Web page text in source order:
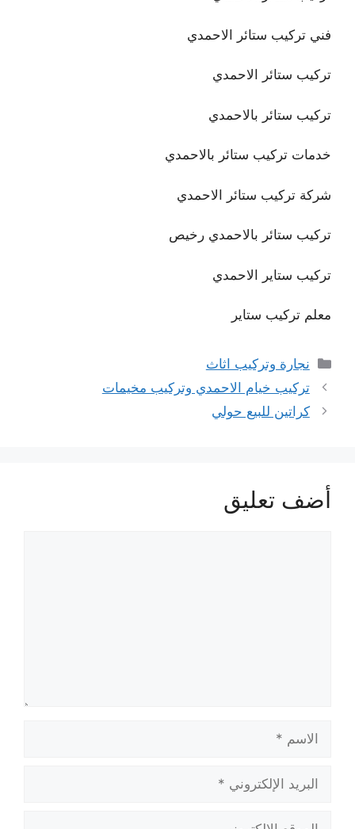
فني تركيب ستائر الاحمدي
تركيب ستائر الاحمدي
تركيب ستائر بالاحمدي
خدمات تركيب ستائر بالاحمدي
شركة تركيب ستائر الاحمدي
تركيب ستائر بالاحمدي رخيص
تركيب ستاير الاحمدي
معلم تركيب ستاير
التصنيفات
نجارة وتركيب اثاث
تركيب خيام الاحمدي وتركيب مخيمات
كراتين للبيع حولي
أضف تعليق
الاسم
البريد
الإلكتروني
الموقع